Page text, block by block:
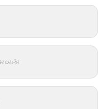
برترین